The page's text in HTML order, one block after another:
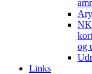
og
Links